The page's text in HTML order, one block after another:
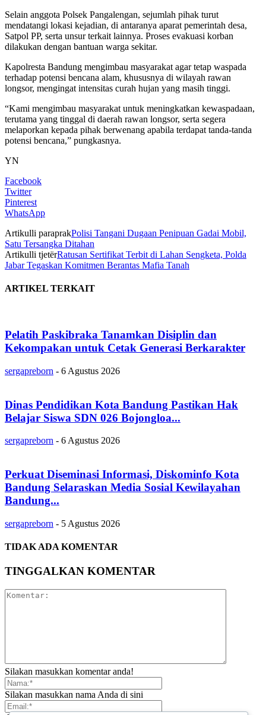
Selain anggota Polsek Pangalengan, sejumlah pihak turut
mendatangi lokasi kejadian, di antaranya aparat pemerintah desa,
Satpol PP, serta unsur terkait lainnya. Proses evakuasi korban
dilakukan dengan bantuan warga sekitar.
Kapolresta Bandung mengimbau masyarakat agar tetap waspada
terhadap potensi bencana alam, khususnya di wilayah rawan
longsor, mengingat intensitas curah hujan yang masih tinggi.
“Kami mengimbau masyarakat untuk meningkatkan kewaspadaan,
terutama yang tinggal di daerah rawan longsor, serta segera
melaporkan kepada pihak berwenang apabila terdapat tanda-tanda
potensi bencana,” pungkasnya.
YN
Facebook
Twitter
Pinterest
WhatsApp
Artikulli paraprakPolisi Tangani Dugaan Penipuan Gadai Mobil,
Satu Tersangka Ditahan
Artikulli tjetërRatusan Sertifikat Terbit di Lahan Sengketa, Polda
Jabar Tegaskan Komitmen Berantas Mafia Tanah
ARTIKEL TERKAIT
Pelatih Paskibraka Tanamkan Disiplin dan
Kekompakan untuk Cetak Generasi Berkarakter
sergapreborn - 6 Agustus 2026
Dinas Pendidikan Kota Bandung Pastikan Hak
Belajar Siswa SDN 026 Bojongloa...
sergapreborn - 6 Agustus 2026
Perkuat Diseminasi Informasi, Diskominfo Kota
Bandung Selaraskan Media Sosial Kewilayahan
Bandung...
sergapreborn - 5 Agustus 2026
TIDAK ADA KOMENTAR
TINGGALKAN KOMENTAR
Silakan masukkan komentar anda!
Silakan masukkan nama Anda di sini